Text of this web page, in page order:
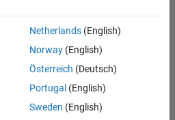
Netherlands(English)
Norway(English)
Österreich (Deutsch)
Portugal (English)
Sweden (English)
Contacts locaux
Inc.